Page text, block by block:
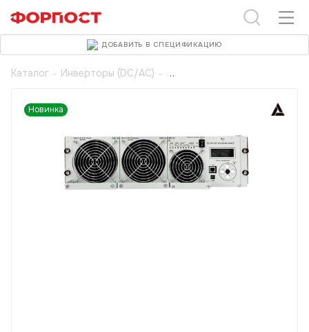
Каталог - Инверторы (DC/AC) -
Новинка
ДОБАВИТЬ В СПЕЦИФИКАЦИЮ